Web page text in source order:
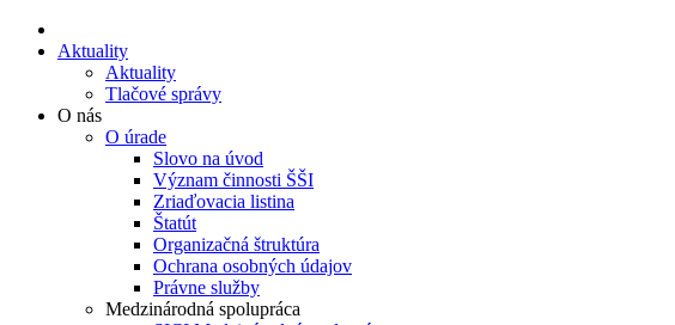
Aktuality
Aktuality
Tlačové správy
O nás
O úrade
Slovo na úvod
Význam činnosti ŠŠI
Zriaďovacia listina
Štatút
Organizačná štruktúra
Ochrana osobných údajov
Právne služby
Medzinárodná spolupráca